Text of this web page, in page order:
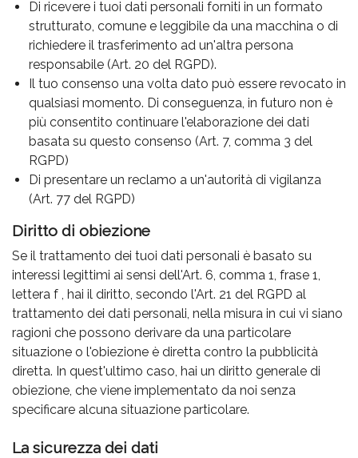
Di ricevere i tuoi dati personali forniti in un formato
strutturato, comune e leggibile da una macchina o di
richiedere il trasferimento ad un'altra persona
responsabile (Art. 20 del RGPD).
Il tuo consenso una volta dato può essere revocato in
qualsiasi momento. Di conseguenza, in futuro non è
più consentito continuare l'elaborazione dei dati
basata su questo consenso (Art. 7, comma 3 del
RGPD)
Di presentare un reclamo a un'autorità di vigilanza
(Art. 77 del RGPD)
Diritto di obiezione
Se il trattamento dei tuoi dati personali è basato su
interessi legittimi ai sensi dell'Art. 6, comma 1, frase 1,
lettera f , hai il diritto, secondo l'Art. 21 del RGPD al
trattamento dei dati personali, nella misura in cui vi siano
ragioni che possono derivare da una particolare
situazione o l'obiezione è diretta contro la pubblicità
diretta. In quest'ultimo caso, hai un diritto generale di
obiezione, che viene implementato da noi senza
specificare alcuna situazione particolare.
La sicurezza dei dati